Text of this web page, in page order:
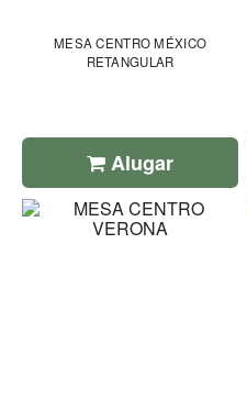
MESA CENTRO MÉXICO
RETANGULAR
Alugar